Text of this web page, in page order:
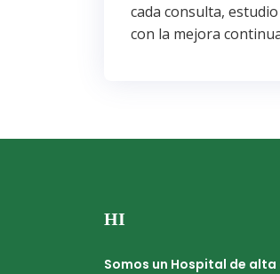
cada consulta,
con la mejora
HI
Somos un Hospital de